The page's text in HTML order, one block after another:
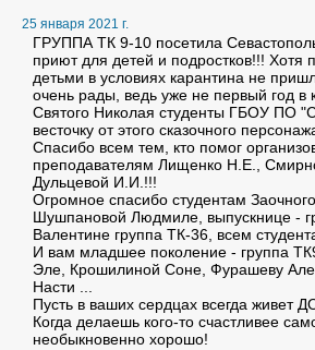
25 января 2021 г.
ГРУППА ТК 9-10 посетила
приют для детей и подростков!!! Хотя
детьми в условиях карантина не
очень рады, ведь уже не первый год в
Святого Николая студенты ГБОУ ПО
весточку от этого сказочного
Спасибо всем тем, кто помог
преподавателям Лищенко Н.Е.,
Дульцевой И.И.!!!
Огромное спасибо студентам
Шушпановой Людмиле, выпускнице -
Валентине группа ТК-36, всем
И вам младшее поколение - группа
Эле, Крошилиной Соне, Фурашеву
Насти ...
Пусть в ваших сердцах всегда живет
Когда делаешь кого-то счастливее
необыкновенно хорошо!